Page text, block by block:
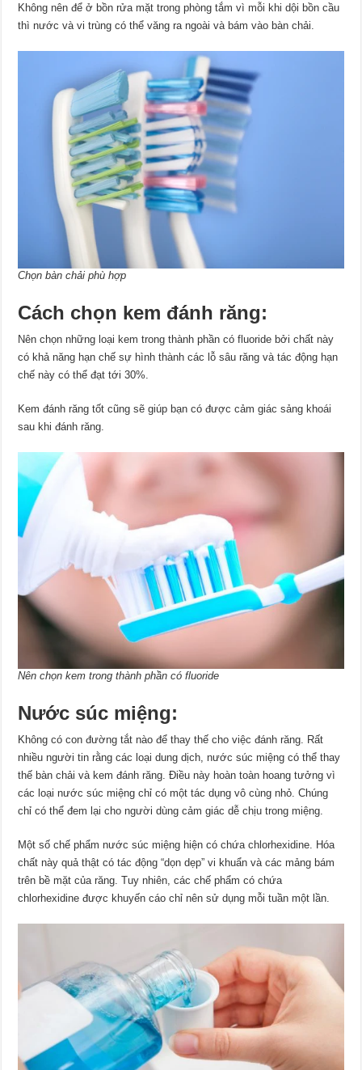
Không nên để ở bồn rửa mặt trong phòng tắm vì mỗi khi dội bồn cầu
thì nước và vi trùng có thể văng ra ngoài và bám vào bàn chải.
Chọn bàn chải phù hợp
Cách chọn kem đánh răng:
Nên chọn những loại kem trong thành phần có fluoride bởi chất này
có khả năng hạn chế sự hình thành các lỗ sâu răng và tác động hạn
chế này có thể đạt tới 30%.
Kem đánh răng tốt cũng sẽ giúp bạn có được cảm giác sảng khoái
sau khi đánh răng.
Nên chọn kem trong thành phần có fluoride
Nước súc miệng:
Không có con đường tắt nào để thay thế cho việc đánh răng. Rất
nhiều người tin rằng các loại dung dịch, nước súc miệng có thể thay
thế bàn chải và kem đánh răng. Điều này hoàn toàn hoang tưởng vì
các loại nước súc miệng chỉ có một tác dụng vô cùng nhỏ. Chúng
chỉ có thể đem lại cho người dùng cảm giác dễ chịu trong miệng.
Một số chế phẩm nước súc miệng hiện có chứa chlorhexidine. Hóa
chất này quả thật có tác động “dọn dẹp” vi khuẩn và các mảng bám
trên bề mặt của răng. Tuy nhiên, các chế phẩm có chứa
chlorhexidine được khuyến cáo chỉ nên sử dụng mỗi tuần một lần.